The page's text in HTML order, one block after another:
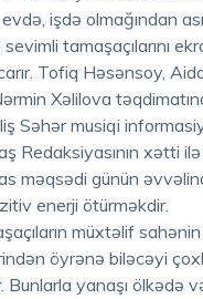
işdə olmağından
tamaşaçılarını
Tofiq Həsənsoy,
Xəlilova
Səhər musiqi
Redaksiyasının xətti ilə
məqsədi günün
enerji ötürməkdir.
müxtəlif sahənin
öyrənə biləcəyi
Bunlarla yanaşı ölkədə